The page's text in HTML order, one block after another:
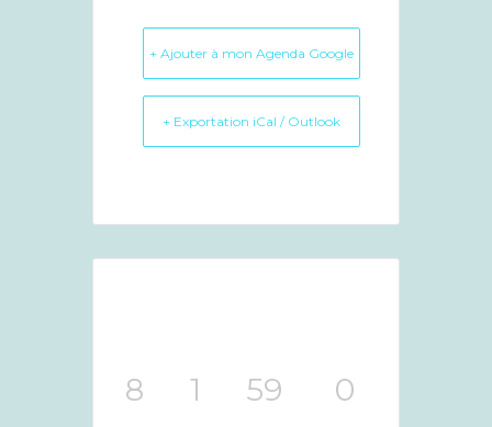
+ Ajouter à mon Agenda Google
+ Exportation iCal / Outlook
8 1 59 0